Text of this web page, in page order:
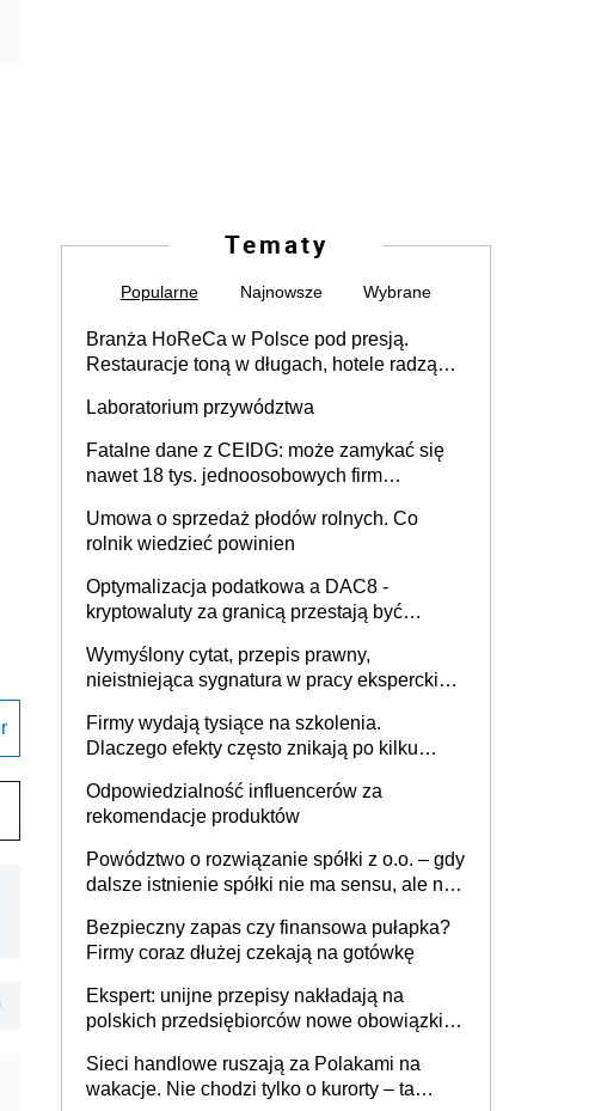
Tematy
Popularne Najnowsze Wybrane
Branża HoReCa w Polsce pod presją.
Restauracje toną w długach, hotele radzą
Laboratorium przywództwa
Fatalne dane z CEIDG: może zamykać się
nawet 18 tys. jednoosobowych firm
Umowa o sprzedaż płodów rolnych. Co
rolnik wiedzieć powinien
Optymalizacja podatkowa a DAC8 -
kryptowaluty za granicą przestają być
Wymyślony cytat, przepis prawny,
nieistniejąca sygnatura w pracy eksperckiej -
firmie
Firmy wydają tysiące na szkolenia.
Dlaczego efekty często znikają po kilku
Odpowiedzialność influencerów za
rekomendacje produktów
Powództwo o rozwiązanie spółki z o.o. – gdy
dalsze istnienie spółki nie ma sensu, ale nie
Bezpieczny zapas czy finansowa pułapka?
Firmy coraz dłużej czekają na gotówkę
Ekspert: unijne przepisy nakładają na
polskich przedsiębiorców nowe obowiązki w
Sieci handlowe ruszają za Polakami na
wakacje. Nie chodzi tylko o kurorty – ta